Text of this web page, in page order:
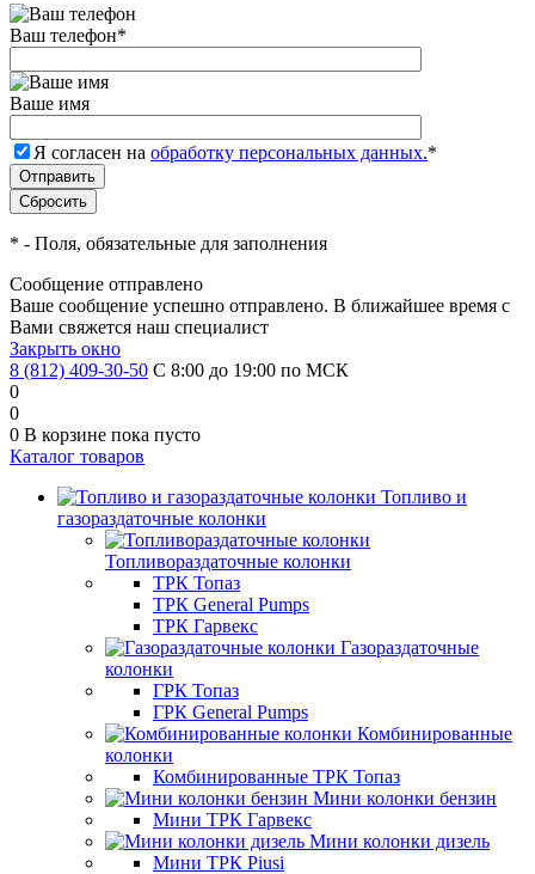
Ваш телефон*
Ваше имя
Я согласен на обработку персональных данных.*
* - Поля, обязательные для заполнения
Сообщение отправлено
Ваше сообщение успешно отправлено. В ближайшее время с
Вами свяжется наш специалист
Закрыть окно
8 (812) 409-30-50 С 8:00 до 19:00 по МСК
0
0
0 В корзине пока пусто
Каталог товаров
Топливо и
газораздаточные колонки
Топливораздаточные колонки
ТРК Топаз
ТРК General Pumps
ТРК Гарвекс
Газораздаточные
колонки
ГРК Топаз
ГРК General Pumps
Комбинированные
колонки
Комбинированные ТРК Топаз
Мини колонки бензин
Мини ТРК Гарвекс
Мини колонки дизель
Мини ТРК Piusi